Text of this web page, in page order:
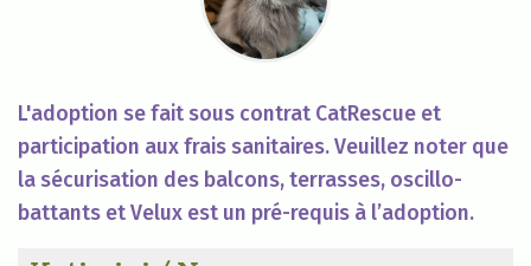
L'adoption se fait sous contrat CatRescue et
participation aux frais sanitaires. Veuillez noter que
la sécurisation des balcons, terrasses, oscillo-
battants et Velux est un pré-requis à l’adoption.